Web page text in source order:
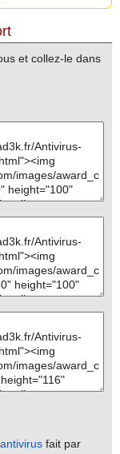
et collez-le dans
fait par